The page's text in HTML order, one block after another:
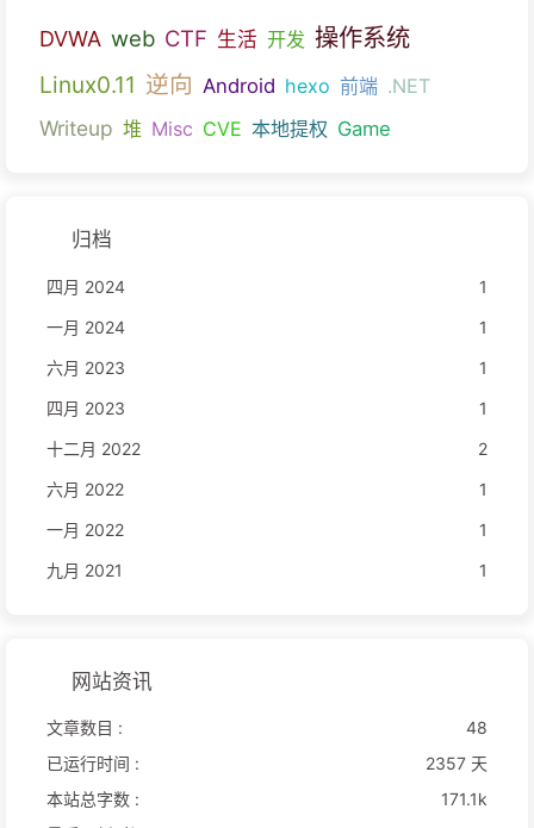
DVWA web CTF 生活 开发 操作系统
Linux0.11 逆向 Android hexo 前端 .NET
Writeup 堆 Misc CVE 本地提权 Game
归档
四月 2024
1
一月 2024
1
六月 2023
1
四月 2023
1
十二月 2022
2
六月 2022
1
一月 2022
1
九月 2021
1
网站资讯
文章数目 :
48
已运行时间 :
2357 天
本站总字数 :
171.1k